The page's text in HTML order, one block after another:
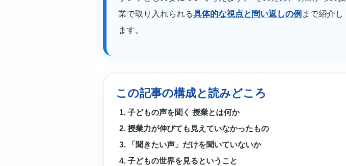
業で取り入れられる具体的な視点と問い返しの例 まで紹介し
ます。
この記事の構成と読みどころ
子どもの声を聞く 授業とは何か
授業力が伸びても見えていなかったもの
「聞きたい声」だけを聞いていないか
子どもの世界を見るということ